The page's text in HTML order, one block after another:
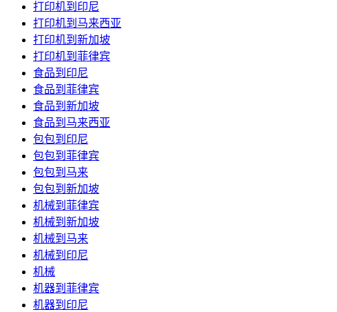
打印机到印尼
打印机到马来西亚
打印机到新加坡
打印机到菲律宾
食品到印尼
食品到菲律宾
食品到新加坡
食品到马来西亚
包包到印尼
包包到菲律宾
包包到马来
包包到新加坡
机械到菲律宾
机械到新加坡
机械到马来
机械到印尼
机械
机器到菲律宾
机器到印尼